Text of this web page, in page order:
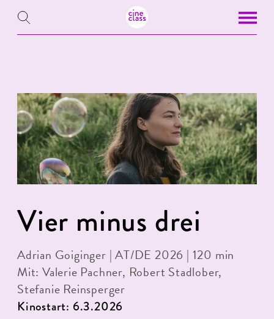
Vier minus drei
Adrian Goiginger | AT/DE 2026 | 120 min
Mit: Valerie Pachner, Robert Stadlober,
Stefanie Reinsperger
Kinostart: 6.3.2026